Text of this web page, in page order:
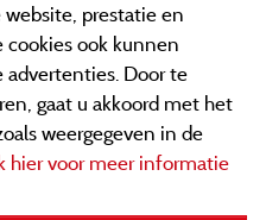
prestatie en
cookies ook kunnen
advertenties. Door te
gaat u akkoord met het
weergegeven in de
hier voor meer informatie